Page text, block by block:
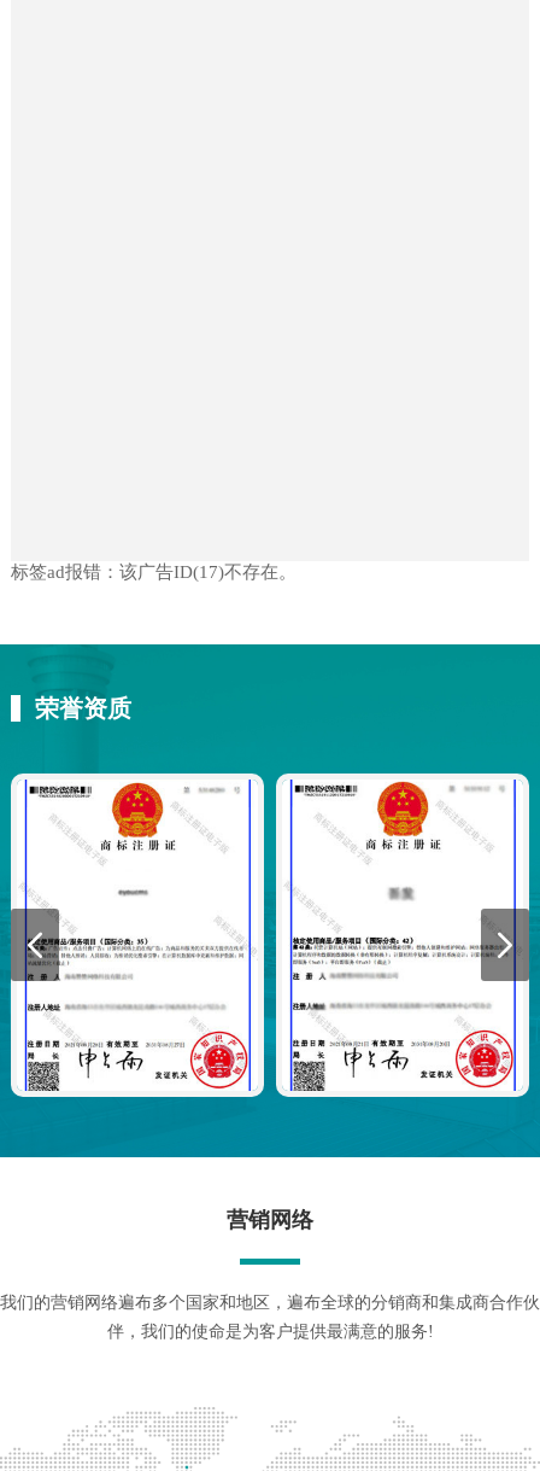
标签ad报错：该广告ID(17)不存在。
荣誉资质
营销网络
我们的营销网络遍布多个国家和地区，遍布全球的分销商和集成商合作伙
伴，我们的使命是为客户提供最满意的服务!